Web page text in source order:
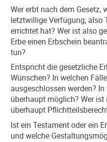
Wer erbt nach dem Gesetz,
letztwillige Verfügung, also
errichtet hat? Wer ist also
Erbe einen Erbschein
tun?
Entspricht die gesetzliche
Wünschen? In welchen
ausgeschlossen werden?
überhaupt möglich? Wer ist
überhaupt
Ist ein Testament oder ein
und welche